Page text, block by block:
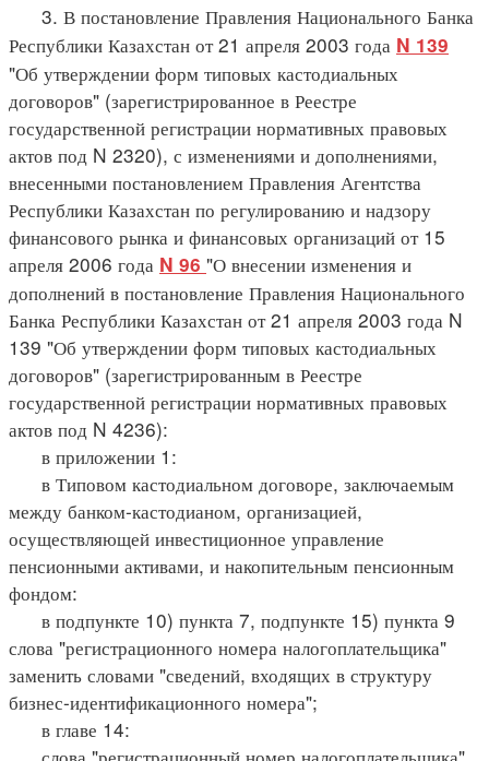
3. В постановление Правления Национального Банка
Республики Казахстан от 21 апреля 2003 года N 139
"Об утверждении форм типовых кастодиальных
договоров" (зарегистрированное в Реестре
государственной регистрации нормативных правовых
актов под N 2320), с изменениями и дополнениями,
внесенными постановлением Правления Агентства
Республики Казахстан по регулированию и надзору
финансового рынка и финансовых организаций от 15
апреля 2006 года N 96 "О внесении изменения и
дополнений в постановление Правления Национального
Банка Республики Казахстан от 21 апреля 2003 года N
139 "Об утверждении форм типовых кастодиальных
договоров" (зарегистрированным в Реестре
государственной регистрации нормативных правовых
актов под N 4236):
в приложении 1:
в Типовом кастодиальном договоре, заключаемым
между банком-кастодианом, организацией,
осуществляющей инвестиционное управление
пенсионными активами, и накопительным пенсионным
фондом:
в подпункте 10) пункта 7, подпункте 15) пункта 9
слова "регистрационного номера налогоплательщика"
заменить словами "сведений, входящих в структуру
бизнес-идентификационного номера";
в главе 14: